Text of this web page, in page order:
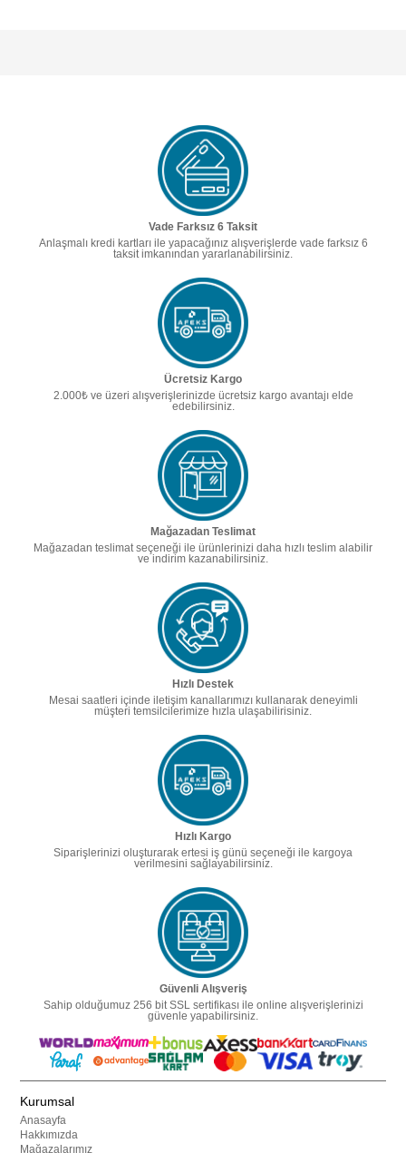
Vade Farksız 6 Taksit
Anlaşmalı kredi kartları ile yapacağınız alışverişlerde vade farksız 6
taksit imkanından yararlanabilirsiniz.
Ücretsiz Kargo
2.000₺ ve üzeri alışverişlerinizde ücretsiz kargo avantajı elde
edebilirsiniz.
Mağazadan Teslimat
Mağazadan teslimat seçeneği ile ürünlerinizi daha hızlı teslim alabilir
ve indirim kazanabilirsiniz.
Hızlı Destek
Mesai saatleri içinde iletişim kanallarımızı kullanarak deneyimli
müşteri temsilcilerimize hızla ulaşabilirisiniz.
Hızlı Kargo
Siparişlerinizi oluşturarak ertesi iş günü seçeneği ile kargoya
verilmesini sağlayabilirsiniz.
Güvenli Alışveriş
Sahip olduğumuz 256 bit SSL sertifikası ile online alışverişlerinizi
güvenle yapabilirsiniz.
Kurumsal
Anasayfa
Hakkımızda
Mağazalarımız